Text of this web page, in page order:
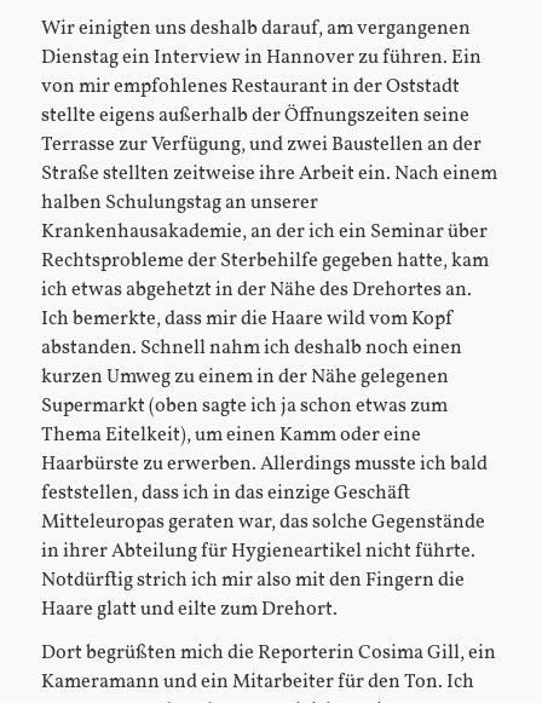
Wir einigten uns deshalb darauf, am vergangenen
Dienstag ein Interview in Hannover zu führen. Ein
von mir empfohlenes Restaurant in der Oststadt
stellte eigens außerhalb der Öffnungszeiten seine
Terrasse zur Verfügung, und zwei Baustellen an der
Straße stellten zeitweise ihre Arbeit ein. Nach einem
halben Schulungstag an unserer
Krankenhausakademie, an der ich ein Seminar über
Rechtsprobleme der Sterbehilfe gegeben hatte, kam
ich etwas abgehetzt in der Nähe des Drehortes an.
Ich bemerkte, dass mir die Haare wild vom Kopf
abstanden. Schnell nahm ich deshalb noch einen
kurzen Umweg zu einem in der Nähe gelegenen
Supermarkt (oben sagte ich ja schon etwas zum
Thema Eitelkeit), um einen Kamm oder eine
Haarbürste zu erwerben. Allerdings musste ich bald
feststellen, dass ich in das einzige Geschäft
Mitteleuropas geraten war, das solche Gegenstände
in ihrer Abteilung für Hygieneartikel nicht führte.
Notdürftig strich ich mir also mit den Fingern die
Haare glatt und eilte zum Drehort.
Dort begrüßten mich die Reporterin Cosima Gill, ein
Kameramann und ein Mitarbeiter für den Ton. Ich